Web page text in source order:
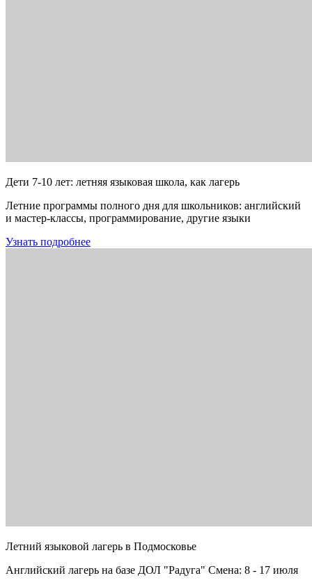
Дети 7-10 лет: летняя языковая школа, как лагерь
Летние программы полного дня для школьников: английский
и мастер-классы, программирование, другие языки
Узнать подробнее
Летний языковой лагерь в Подмосковье
Английский лагерь на базе ДОЛ "Радуга" Смена: 8 - 17 июля